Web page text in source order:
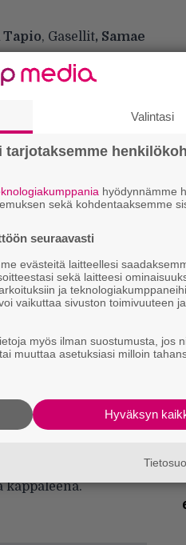
Tapio, Gasellit, Samae
kaudella
ääniä keräävä
kappaleena.
Valintasi
hyödynnämme
sekä kohdentaaksemme
seuraavasti
evästeitä laitteellesi
sekä laitteesi
ja
vaikuttaa sivuston toimivuuteen ja
myös ilman suostumusta, jos
muuttaa asetuksiasi milloin
Hyväksyn